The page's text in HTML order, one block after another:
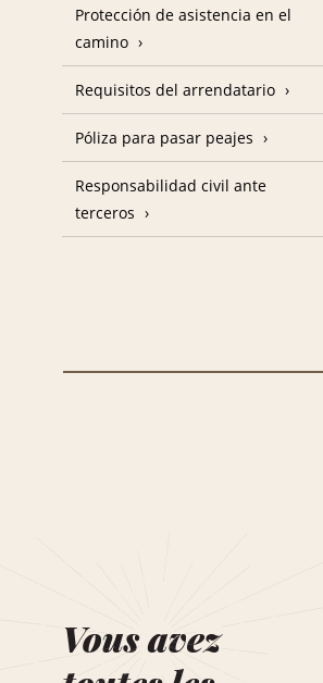
Protección de asistencia en el
camino
Requisitos del arrendatario
Póliza para pasar peajes
Responsabilidad civil ante
terceros
Vous avez